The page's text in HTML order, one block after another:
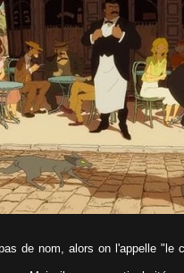
de nom, alors on l'appelle